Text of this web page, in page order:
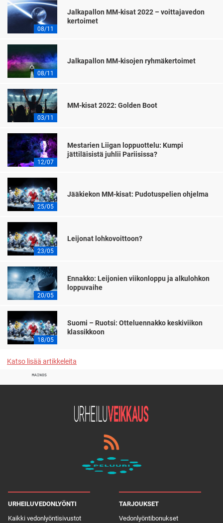
08/11
Jalkapallon MM-kisat 2022 – voittajavedon
kertoimet
08/11
Jalkapallon MM-kisojen ryhmäkertoimet
03/11
MM-kisat 2022: Golden Boot
12/07
Mestarien Liigan loppuottelu: Kumpi
jättiläisistä juhlii Pariisissa?
25/05
Jääkiekon MM-kisat: Pudotuspelien ohjelma
23/05
Leijonat lohkovoittoon?
20/05
Ennakko: Leijonien viikonloppu ja alkulohkon
loppuvaihe
18/05
Suomi – Ruotsi: Otteluennakko keskiviikon
klassikkoon
Katso lisää artikkeleita
MAINOS
URHEILUVEDONLYÖNTI
Kaikki vedonlyöntisivustot
TARJOUKSET
Vedonlyöntibonukset